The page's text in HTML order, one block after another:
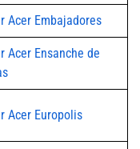
Acer Embajadores
Acer Ensanche de
Acer Europolis